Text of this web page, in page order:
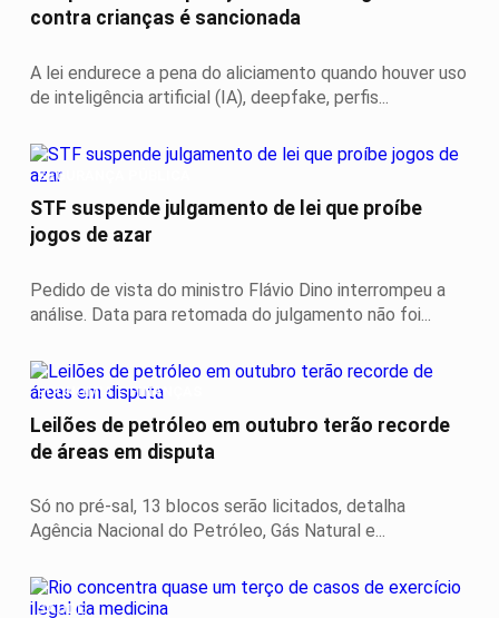
contra crianças é sancionada
A lei endurece a pena do aliciamento quando houver uso
de inteligência artificial (IA), deepfake, perfis...
SEGURANÇA PÚBLICA
STF suspende julgamento de lei que proíbe
jogos de azar
Pedido de vista do ministro Flávio Dino interrompeu a
análise. Data para retomada do julgamento não foi...
ECONOMIA E FINANÇAS
Leilões de petróleo em outubro terão recorde
de áreas em disputa
Só no pré-sal, 13 blocos serão licitados, detalha
Agência Nacional do Petróleo, Gás Natural e...
SAÚDE